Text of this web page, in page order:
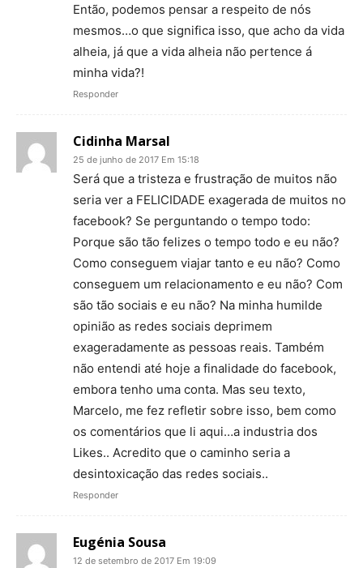
Então, podemos pensar a respeito de nós
mesmos…o que significa isso, que acho da vida
alheia, já que a vida alheia não pertence á
minha vida?!
Responder
Cidinha Marsal
25 de junho de 2017 Em 15:18
Será que a tristeza e frustração de muitos não
seria ver a FELICIDADE exagerada de muitos no
facebook? Se perguntando o tempo todo:
Porque são tão felizes o tempo todo e eu não?
Como conseguem viajar tanto e eu não? Como
conseguem um relacionamento e eu não? Com
são tão sociais e eu não? Na minha humilde
opinião as redes sociais deprimem
exageradamente as pessoas reais. Também
não entendi até hoje a finalidade do facebook,
embora tenho uma conta. Mas seu texto,
Marcelo, me fez refletir sobre isso, bem como
os comentários que li aqui…a industria dos
Likes.. Acredito que o caminho seria a
desintoxicação das redes sociais..
Responder
Eugénia Sousa
12 de setembro de 2017 Em 19:09